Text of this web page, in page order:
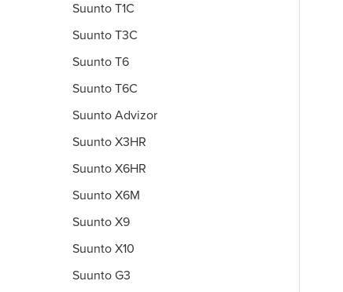
Suunto T1C
Suunto T3C
Suunto T6
Suunto T6C
Suunto Advizor
Suunto X3HR
Suunto X6HR
Suunto X6M
Suunto X9
Suunto X10
Suunto G3